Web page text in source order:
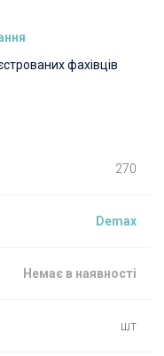
фахівців
270
Demax
Немає в наявності
шт